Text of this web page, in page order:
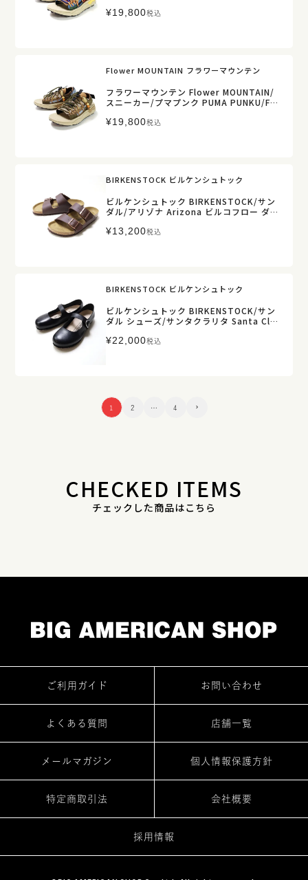
¥19,800税込
Flower MOUNTAIN フラワーマウンテン
フラワーマウンテン Flower MOUNTAIN/
スニーカー/プマプンク PUMA PUNKU/FM
¥19,800税込
BIRKENSTOCK ビルケンシュトック
ビルケンシュトック BIRKENSTOCK/サン
ダル/アリゾナ Arizona ビルコフロー ダー
扱】
¥13,200税込
BIRKENSTOCK ビルケンシュトック
ビルケンシュトック BIRKENSTOCK/サン
ダル シューズ/サンタクラリタ Santa Clar
¥22,000税込
1 2 … 4
CHECKED ITEMS
チェックした商品はこちら
ご利用ガイド お問い合わせ
よくある質問 店舗一覧
メールマガジン 個人情報保護方針
特定商取引法 会社概要
採用情報